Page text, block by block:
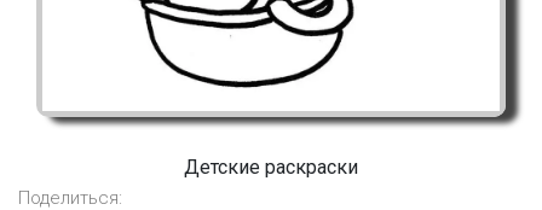
Детские раскраски
Поделиться: